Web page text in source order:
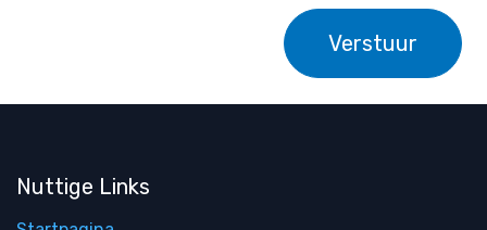
Verstuur
Nuttige Links